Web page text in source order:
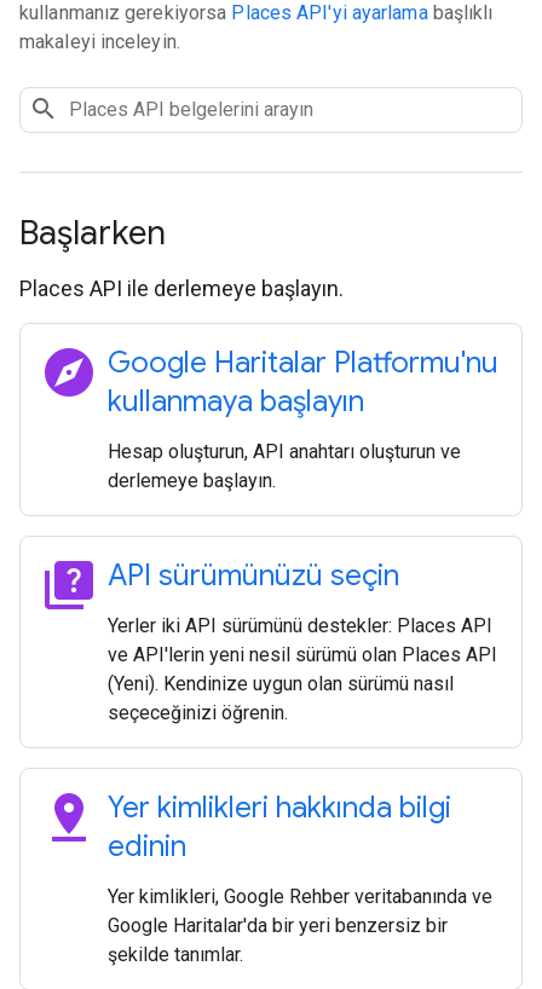
kullanmanız gerekiyorsa Places API'yi ayarlamabaşlıklı
makaleyi inceleyin.
Başlarken
Places API ile derlemeye başlayın.
explore Google Haritalar Platformu'nu
kullanmaya başlayın
Hesap oluşturun, API anahtarı oluşturun ve
derlemeye başlayın.
quiz API sürümünüzü seçin
Yerler iki API sürümünü destekler: Places API
ve API'lerin yeni nesil sürümü olan Places API
(Yeni). Kendinize uygun olan sürümü nasıl
seçeceğinizi öğrenin.
pin_drop
Yer kimlikleri hakkında bilgi
edinin
Yer kimlikleri, Google Rehber veritabanında ve
Google Haritalar'da bir yeri benzersiz bir
şekilde tanımlar.